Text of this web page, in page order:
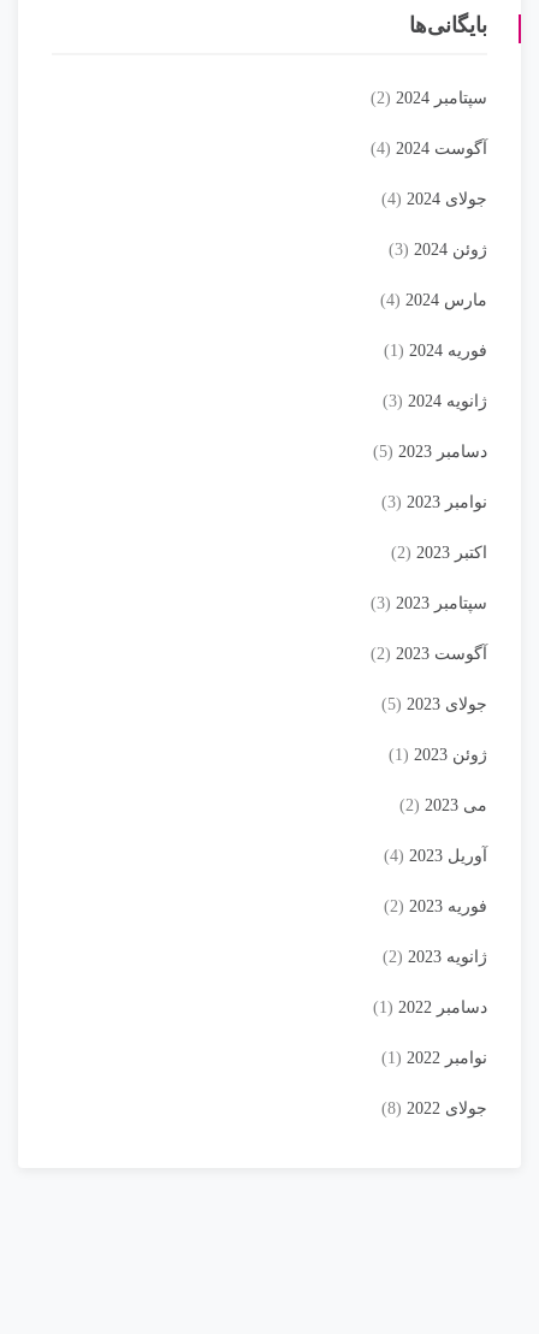
بایگانی‌ها
سپتامبر 2024 (2)
آگوست 2024 (4)
جولای 2024 (4)
ژوئن 2024 (3)
مارس 2024 (4)
فوریه 2024 (1)
ژانویه 2024 (3)
دسامبر 2023 (5)
نوامبر 2023 (3)
اکتبر 2023 (2)
سپتامبر 2023 (3)
آگوست 2023 (2)
جولای 2023 (5)
ژوئن 2023 (1)
می 2023 (2)
آوریل 2023 (4)
فوریه 2023 (2)
ژانویه 2023 (2)
دسامبر 2022 (1)
نوامبر 2022 (1)
جولای 2022 (8)